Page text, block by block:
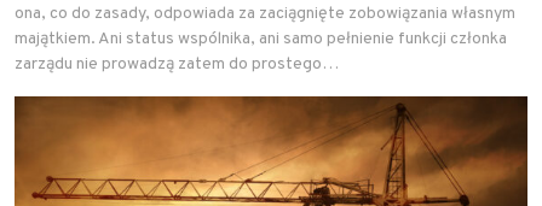
ona, co do zasady, odpowiada za zaciągnięte zobowiązania własnym
majątkiem. Ani status wspólnika, ani samo pełnienie funkcji członka
zarządu nie prowadzą zatem do prostego…